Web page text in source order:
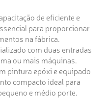
de eficiente e
para proporcionar
na fábrica.
com duas entradas
ou mais máquinas.
pintura epóxi e equipado
compacto ideal para
e médio porte.